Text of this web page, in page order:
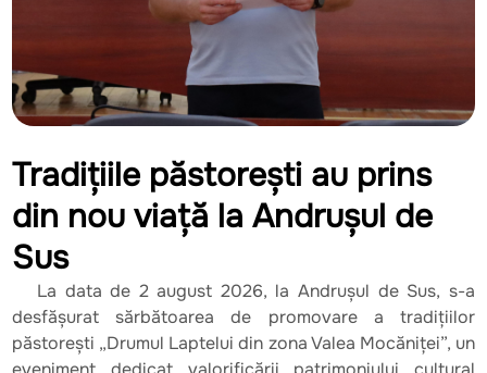
Tradițiile păstorești au prins
din nou viață la Andrușul de
Sus
La data de 2 august 2026, la Andrușul de Sus, s-a
desfășurat sărbătoarea de promovare a tradițiilor
păstorești „Drumul Laptelui din zona Valea Mocăniței”, un